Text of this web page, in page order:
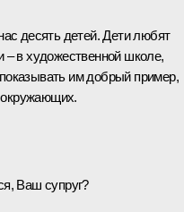
десять детей. Дети любят
– в художественной школе,
им добрый пример,
Ваш супруг?